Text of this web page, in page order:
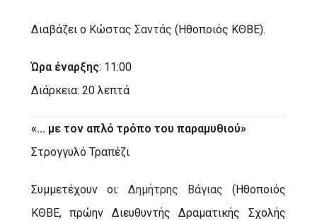
Διαβάζει ο Κώστας Σαντάς (Ηθοποιός ΚΘΒΕ).
Ώρα έναρξης: 11:00
Διάρκεια: 20 λεπτά
«… με τον απλό τρόπο του παραμυθιού»
Στρογγυλό Τραπέζι
Συμμετέχουν οι: Δημήτρης Βάγιας (Ηθοποιός
ΚΘΒΕ, πρώην Διευθυντής Δραματικής Σχολής